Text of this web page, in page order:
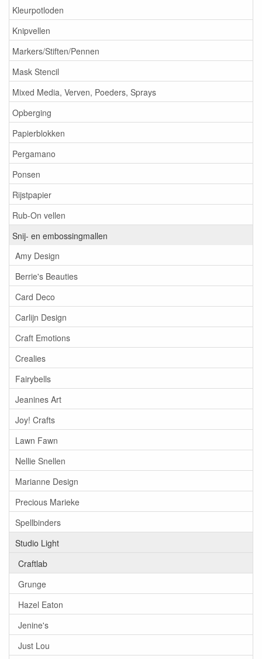
Kleurpotloden
Knipvellen
Markers/Stiften/Pennen
Mask Stencil
Mixed Media, Verven, Poeders, Sprays
Opberging
Papierblokken
Pergamano
Ponsen
Rijstpapier
Rub-On vellen
Snij- en embossingmallen
Amy Design
Berrie's Beauties
Card Deco
Carlijn Design
Craft Emotions
Crealies
Fairybells
Jeanines Art
Joy! Crafts
Lawn Fawn
Nellie Snellen
Marianne Design
Precious Marieke
Spellbinders
Studio Light
Craftlab
Grunge
Hazel Eaton
Jenine's
Just Lou